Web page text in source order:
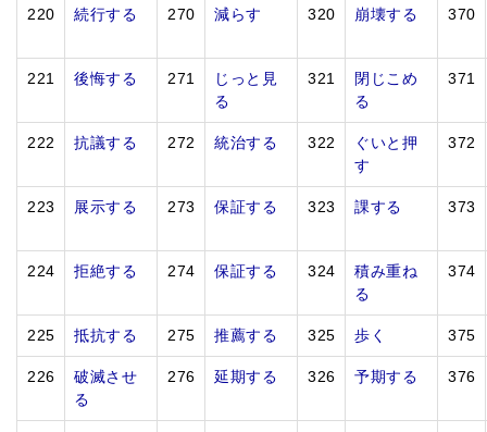
220 続行する 270 減らす 320 崩壊する 370
221 後悔する 271
じっと見
る
321
閉じこめ
る
371
222 抗議する 272 統治する 322
ぐいと押
す
372
223 展示する 273 保証する 323 課する 373
224 拒絶する 274 保証する 324
積み重ね
る
374
225 抵抗する 275 推薦する 325 歩く 375
226
破滅させ
る
276 延期する 326 予期する 376